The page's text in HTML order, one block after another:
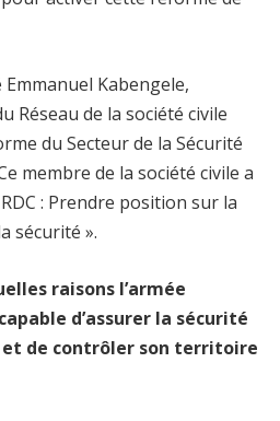
Kabengele,
Réseau de la société civile
du Secteur de la Sécurité
membre de la société civile a
: Prendre position sur la
sécurité ».
raisons l’armée
d’assurer la sécurité
de contrôler son territoire